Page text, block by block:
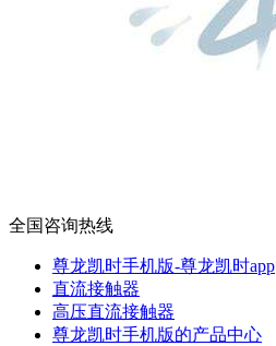
全国咨询热线
尊龙凯时手机版-尊龙凯时app
直流接触器
高压直流接触器
尊龙凯时手机版的产品中心